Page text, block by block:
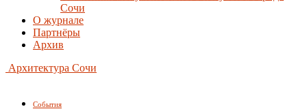
Сочи
О журнале
Партнёры
Архив
Архитектура Сочи
События